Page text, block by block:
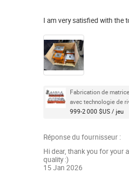
I am very satisfied with the
Fabrication de
avec technologie de
999-2 000 $US / jeu
Réponse du fournisseur :
Hi dear, thank you for your
quality :)
15 Jan 2026